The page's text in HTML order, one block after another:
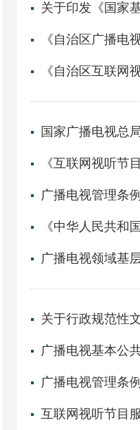
广播电视管理条例
广播电视管理条例